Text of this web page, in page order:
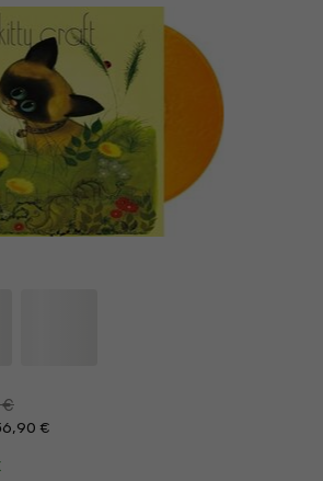
€